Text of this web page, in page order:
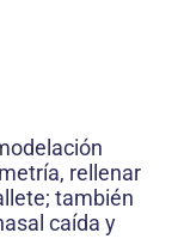
rellenar
también
caída y